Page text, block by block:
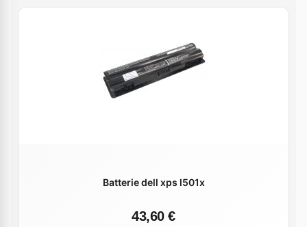
Batterie dell xps l501x
43,60 €